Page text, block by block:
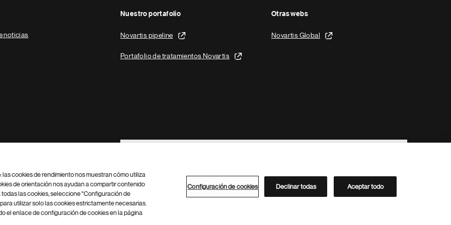
noticias
Nuestro portafolio
Novartis pipeline
Portafolio de tratamientos Novartis
Otras webs
Novartis Global
Footer Site Search
Configuración de cookies Mapa del sitio
Directorio de Novartis
cookies de rendimiento nos muestran cómo utiliza
de orientación nos ayudan a compartir contenido
las cookies, seleccione "Configuración de
utilizar solo las cookies estrictamente necesarias.
el enlace de configuración de cookies en la página
Configuración de cookies Declinar todas Aceptar todo